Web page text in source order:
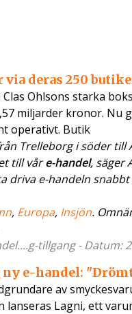
via deras 250
Ohlsons starka
miljarder kronor. Nu
operativt. Butik
Trelleborg i söder
till våre-handel, säger
driva e-handeln
, Europa, Insjön.
tillgang - Datum:
ny e-handel:
av
lanseras Lagni, ett